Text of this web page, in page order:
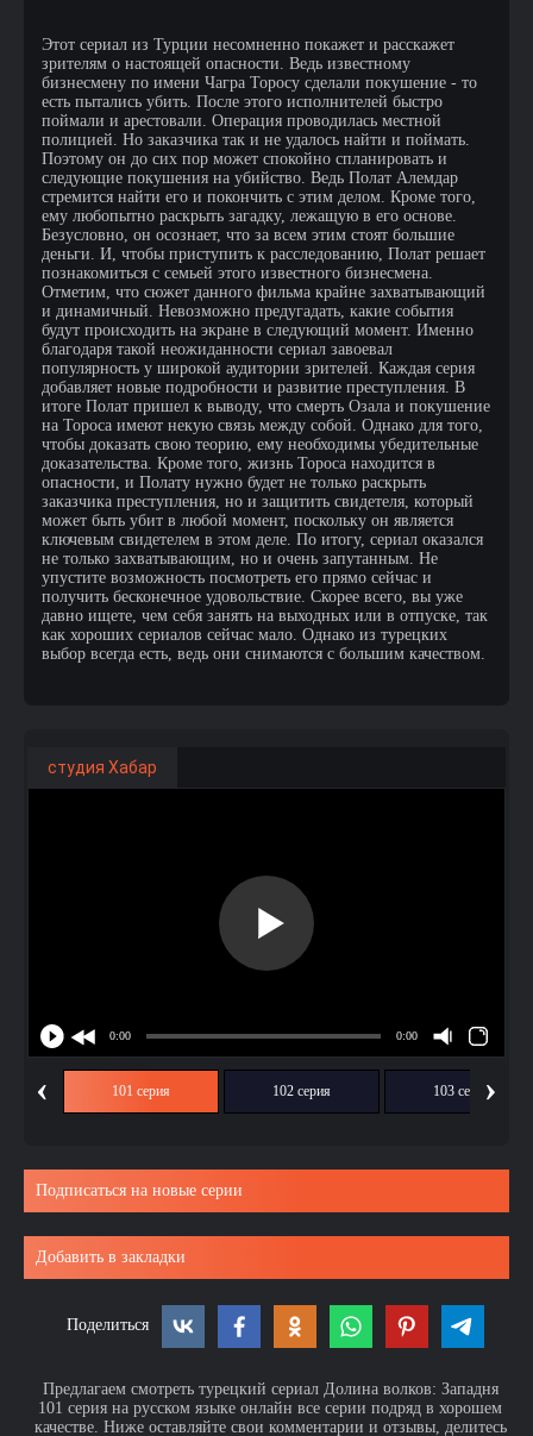
Этот сериал из Турции несомненно покажет и расскажет
зрителям о настоящей опасности. Ведь известному
бизнесмену по имени Чагра Торосу сделали покушение - то
есть пытались убить. После этого исполнителей быстро
поймали и арестовали. Операция проводилась местной
полицией. Но заказчика так и не удалось найти и поймать.
Поэтому он до сих пор может спокойно спланировать и
следующие покушения на убийство. Ведь Полат Алемдар
стремится найти его и покончить с этим делом. Кроме того,
ему любопытно раскрыть загадку, лежащую в его основе.
Безусловно, он осознает, что за всем этим стоят большие
деньги. И, чтобы приступить к расследованию, Полат решает
познакомиться с семьей этого известного бизнесмена.
Отметим, что сюжет данного фильма крайне захватывающий
и динамичный. Невозможно предугадать, какие события
будут происходить на экране в следующий момент. Именно
благодаря такой неожиданности сериал завоевал
популярность у широкой аудитории зрителей. Каждая серия
добавляет новые подробности и развитие преступления. В
итоге Полат пришел к выводу, что смерть Озала и покушение
на Тороса имеют некую связь между собой. Однако для того,
чтобы доказать свою теорию, ему необходимы убедительные
доказательства. Кроме того, жизнь Тороса находится в
опасности, и Полату нужно будет не только раскрыть
заказчика преступления, но и защитить свидетеля, который
может быть убит в любой момент, поскольку он является
ключевым свидетелем в этом деле. По итогу, сериал оказался
не только захватывающим, но и очень запутанным. Не
упустите возможность посмотреть его прямо сейчас и
получить бесконечное удовольствие. Скорее всего, вы уже
давно ищете, чем себя занять на выходных или в отпуске, так
как хороших сериалов сейчас мало. Однако из турецких
выбор всегда есть, ведь они снимаются с большим качеством.
студия Хабар
‹ 101 серия 102 серия 103 серия›
Подписаться на новые серии
Добавить в закладки
Поделиться
Предлагаем смотреть турецкий сериал Долина волков: Западня
101 серия на русском языке онлайн все серии подряд в хорошем
качестве. Ниже оставляйте свои комментарии и отзывы, делитесь